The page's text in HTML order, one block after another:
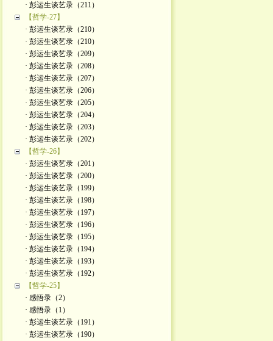
· 彭运生谈艺录（211）
【哲学-27】
· 彭运生谈艺录（210）
· 彭运生谈艺录（210）
· 彭运生谈艺录（209）
· 彭运生谈艺录（208）
· 彭运生谈艺录（207）
· 彭运生谈艺录（206）
· 彭运生谈艺录（205）
· 彭运生谈艺录（204）
· 彭运生谈艺录（203）
· 彭运生谈艺录（202）
【哲学-26】
· 彭运生谈艺录（201）
· 彭运生谈艺录（200）
· 彭运生谈艺录（199）
· 彭运生谈艺录（198）
· 彭运生谈艺录（197）
· 彭运生谈艺录（196）
· 彭运生谈艺录（195）
· 彭运生谈艺录（194）
· 彭运生谈艺录（193）
· 彭运生谈艺录（192）
【哲学-25】
· 感悟录（2）
· 感悟录（1）
· 彭运生谈艺录（191）
· 彭运生谈艺录（190）